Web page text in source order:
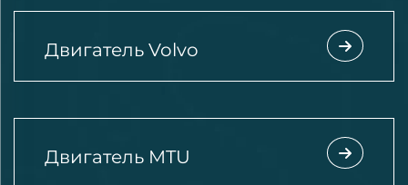
Двигатель Volvo
Двигатель MTU